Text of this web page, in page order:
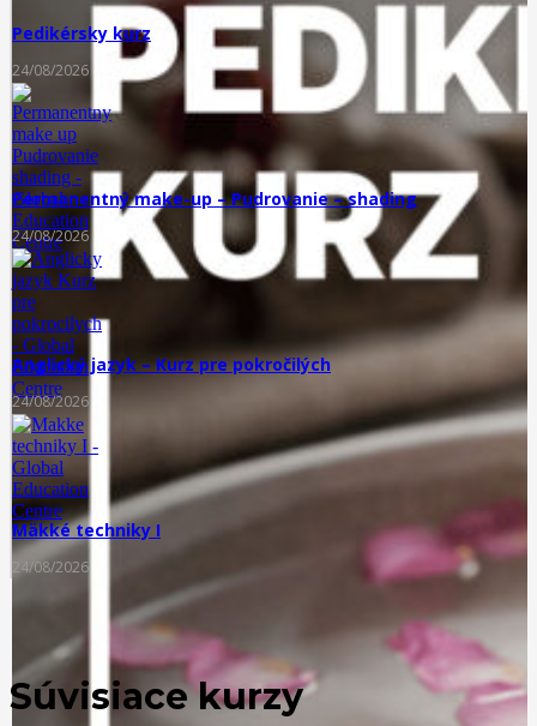
Pedikérsky kurz
24/08/2026
Permanentný make-up – Pudrovanie – shading
24/08/2026
Anglický jazyk – Kurz pre pokročilých
24/08/2026
Mäkké techniky I
24/08/2026
Súvisiace kurzy